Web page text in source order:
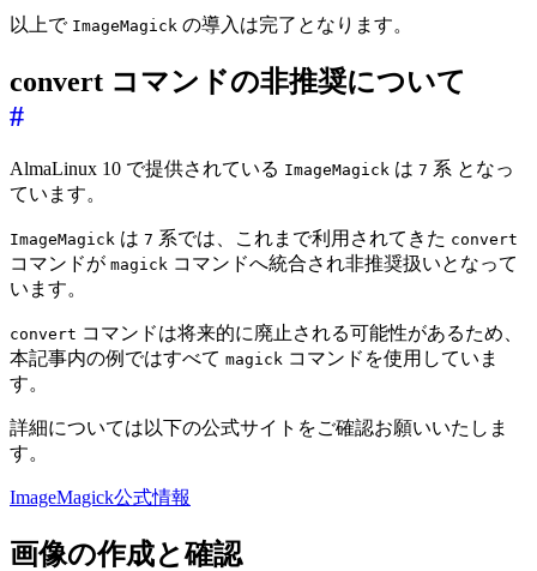
以上で ImageMagick の導入は完了となります。
convert コマンドの非推奨について
#
AlmaLinux 10 で提供されている ImageMagick は 7 系 となっ
ています。
ImageMagick は 7 系では、これまで利用されてきた convert
コマンドが magick コマンドへ統合され非推奨扱いとなって
います。
convert コマンドは将来的に廃止される可能性があるため、
本記事内の例ではすべて magick コマンドを使用していま
す。
詳細については以下の公式サイトをご確認お願いいたしま
す。
ImageMagick公式情報
画像の作成と確認